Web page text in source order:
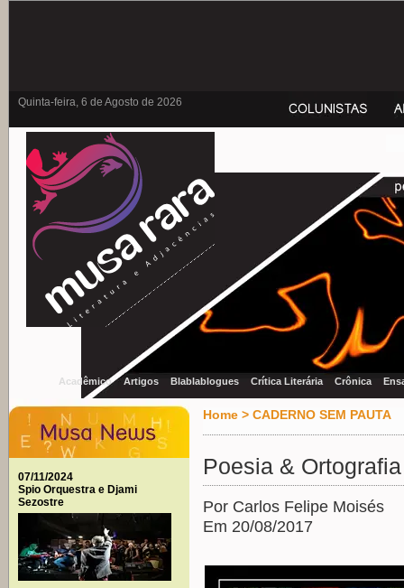
Quinta-feira, 6 de Agosto de 2026
Acadêmico Artigos Blablablogues Crítica Literária Crônica
07/11/2024
Spio Orquestra e Djami
Sezostre
Home > CADERNO SEM PAUTA
Poesia & Ortografia
Por Carlos Felipe Moisés
Em 20/08/2017